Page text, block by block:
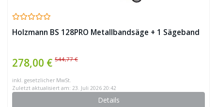
Holzmann BS 128PRO Metallbandsäge + 1 Sägeband
278,00 € 544,77 €
inkl. gesetzlicher MwSt.
Zuletzt aktualisiert am: 23. Juli 2026 20:42
Details